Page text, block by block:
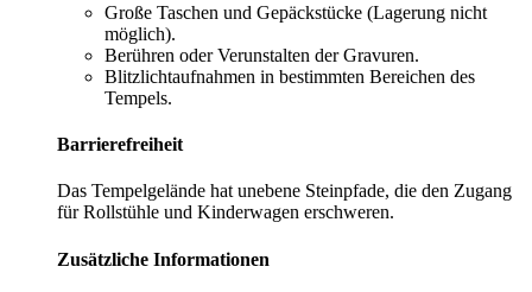
Große Taschen und Gepäckstücke (Lagerung nicht
möglich).
Berühren oder Verunstalten der Gravuren.
Blitzlichtaufnahmen in bestimmten Bereichen des
Tempels.
Barrierefreiheit
Das Tempelgelände hat unebene Steinpfade, die den Zugang
für Rollstühle und Kinderwagen erschweren.
Zusätzliche Informationen